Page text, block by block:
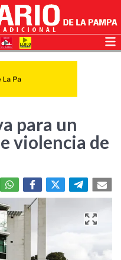
para un
violencia de